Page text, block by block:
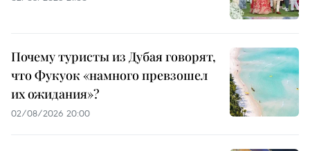
Почему туристы из Дубая говорят,
что Фукуок «намного превзошел
их ожидания»?
02/08/2026 20:00